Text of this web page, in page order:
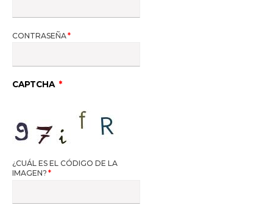
CONTRASEÑA
CAPTCHA
¿CUÁL ES EL CÓDIGO DE LA
IMAGEN?